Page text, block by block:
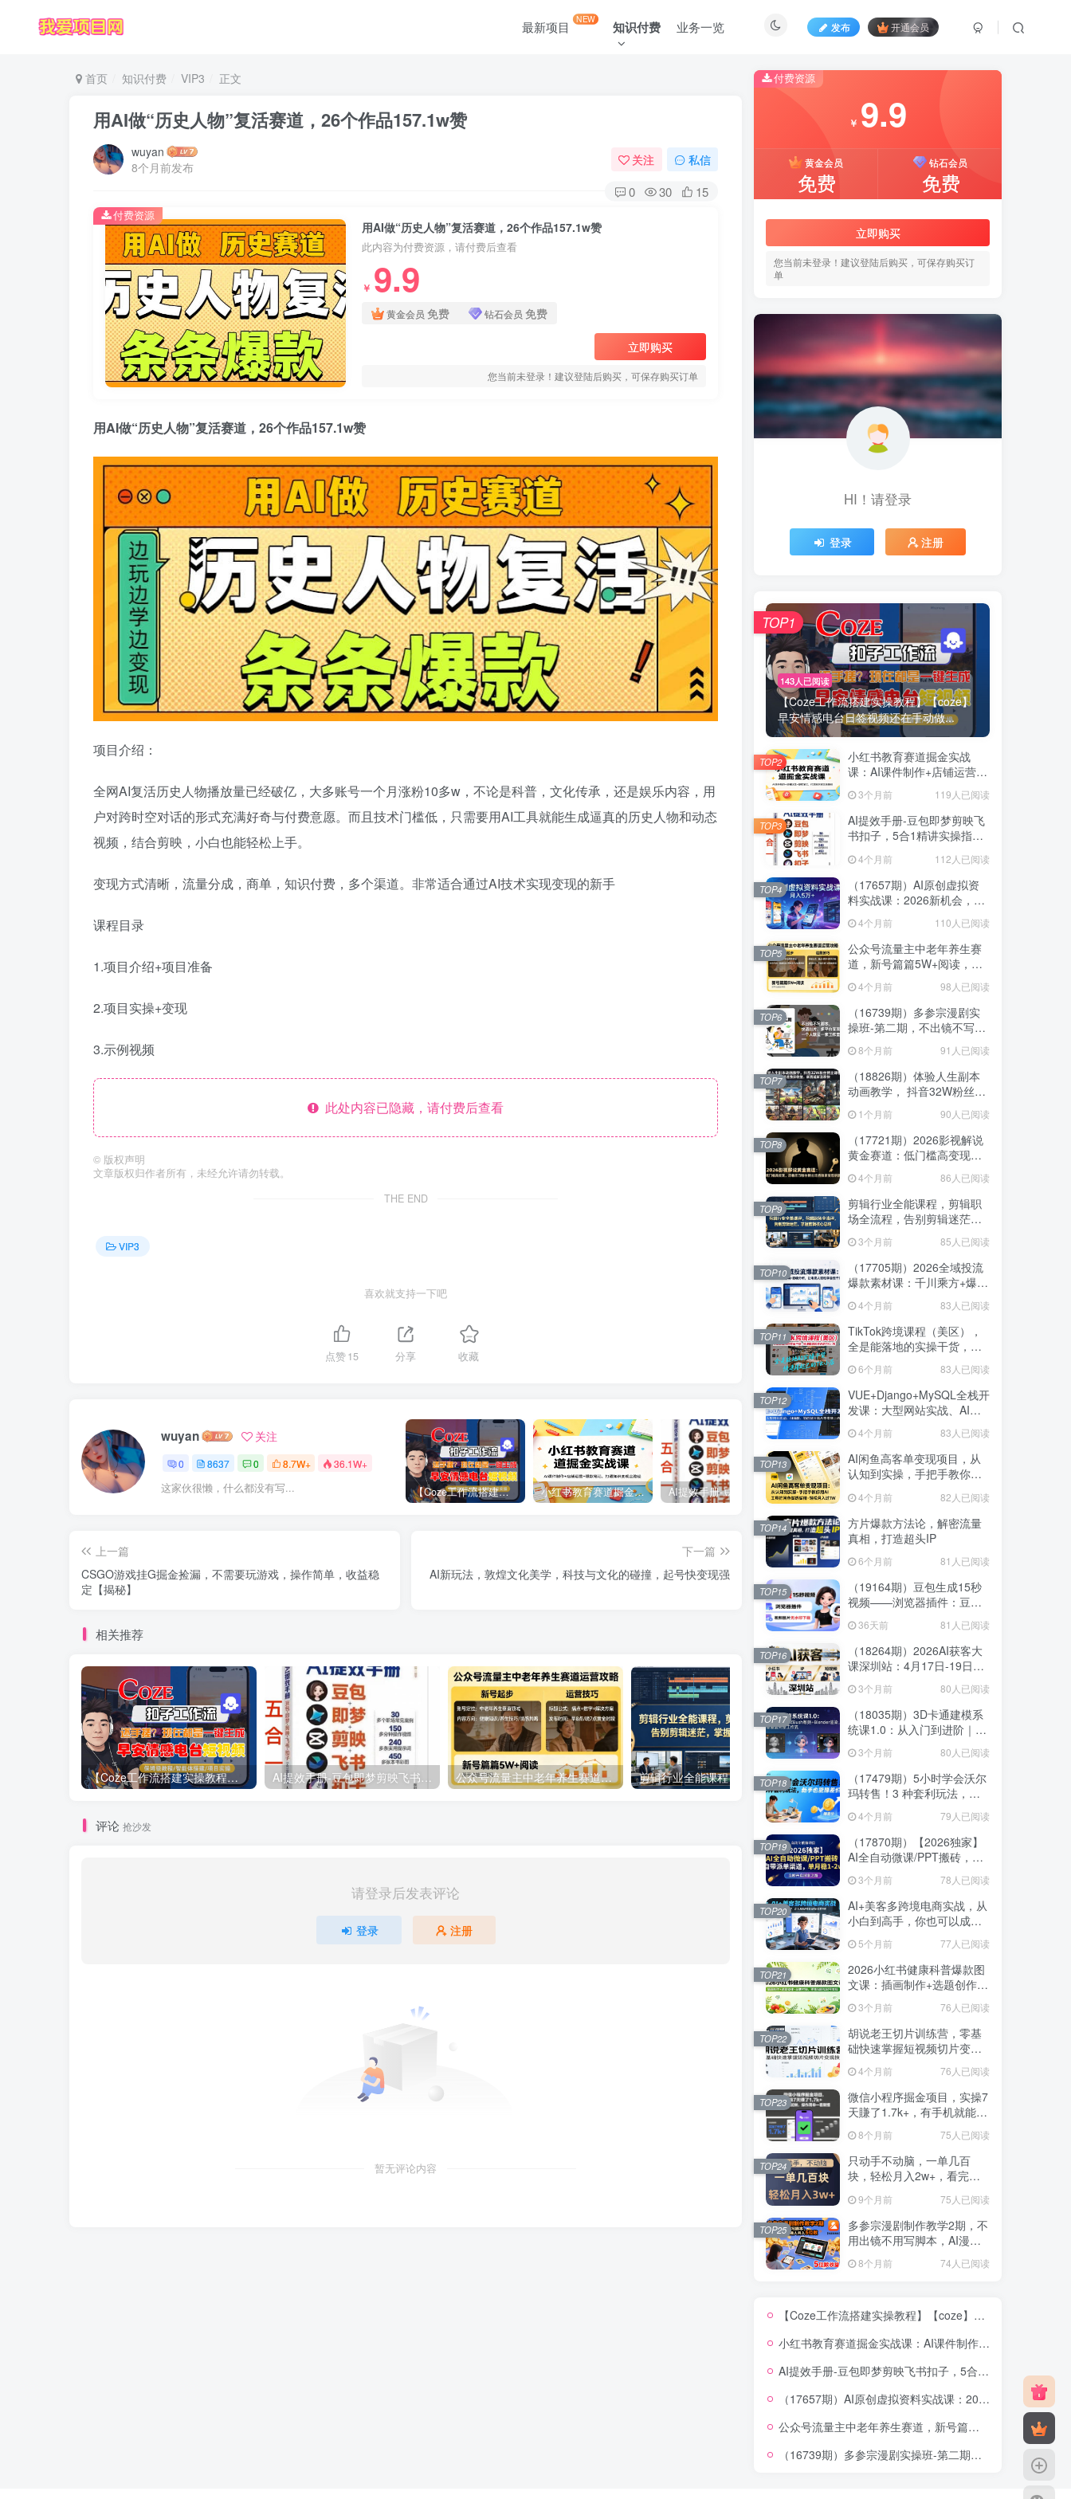
发布 开通会员
最新项目 NEW 知识付费 业务一览
首页 知识付费 VIP3 正文
用AI做“历史人物”复活赛道，26个作品157.1w赞
wuyan
8个月前发布
关注 私信
0 30 15
用AI做“历史人物”复活赛道，26个作品157.1w赞
此内容为付费资源，请付费后查看
￥ 9.9
黄金会员 免费 钻石会员 免费
立即购买
您当前未登录！建议登陆后购买，可保存购买订单
付费资源
用AI做“历史人物”复活赛道，26个作品157.1w赞
项目介绍：
全网AI复活历史人物播放量已经破亿，大多账号一个月涨粉10多w，不论是科普，文化传承，还是娱乐内容，用
户对跨时空对话的形式充满好奇与付费意愿。而且技术门槛低，只需要用AI工具就能生成逼真的历史人物和动态
视频，结合剪映，小白也能轻松上手。
变现方式清晰，流量分成，商单，知识付费，多个渠道。非常适合通过AI技术实现变现的新手
课程目录
1.项目介绍+项目准备
2.项目实操+变现
3.示例视频
此处内容已隐藏，请付费后查看
© 版权声明
文章版权归作者所有，未经允许请勿转载。
THE END
VIP3
喜欢就支持一下吧
点赞15 分享 收藏
wuyan 关注
0 8637 0 8.7W+ 36.1W+
这家伙很懒，什么都没有写... 【Coze工作流搭建实操教程】【coze】早安情感电台日签视频还在手动做？用扣子工作流自动生成，省时90% 小红书教育赛道掘金实战课：AI课件制作+店铺运营+爆款笔记，打通知识变现全路径 （17657期）AI原创虚拟资料实战课：2026新机会，小红书闲鱼开店，普通人用AI轻松变现，月入5万+
上一篇
CSGO游戏挂G掘金捡漏，不需要玩游戏，操作简单，收益稳
定【揭秘】
下一篇
AI新玩法，敦煌文化美学，科技与文化的碰撞，起号快变现强
相关推荐
【Coze工作流搭建实操教程】【coze】早安情感电台日签视频还在手动做？用扣子工作流自动生成，省时90% AI提效手册-豆包即梦剪映飞书扣子，5合1精讲实操指南，30+常见职场案例拿来即用 公众号流量主中老年养生赛道，新号篇篇5W+阅读，新手也能这样跑 剪辑行业全能课程，剪辑职场全流程，告别剪辑迷茫，掌握剪辑核心思路 TikTok跨境课程（美区），全是能落地的实操干货，快速搭建起自己的TK小店
评论 抢沙发
请登录后发表评论
登录 注册
暂无评论内容
付费资源
￥ 9.9
黄金会员
免费
钻石会员
免费
立即购买
您当前未登录！建议登陆后购买，可保存购买订
单
HI！请登录
登录 注册
143人已阅读
【Coze工作流搭建实操教程】【coze】
早安情感电台日签视频还在手动做...
TOP1
小红书教育赛道掘金实战
课：AI课件制作+店铺运营
+爆款笔记，打通知识变现全
路径3个月前 119人已阅读
TOP2
AI提效手册-豆包即梦剪映飞
书扣子，5合1精讲实操指
用4个月前 112人已阅读
TOP3
（17657期）AI原创虚拟资
料实战课：2026新机会，小
轻松变现，月入5万+
4个月前 110人已阅读
TOP4
公众号流量主中老年养生赛
道，新号篇篇5W+阅读，新
4个月前 98人已阅读
TOP5
（16739期）多参宗漫剧实
操班-第二期，不出镜不写脚
现，一个人就是一家工作室
8个月前 91人已阅读
TOP6
（18826期）体验人生副本
动画教学， 抖音32W粉丝博
益，新赛道新涨粉快
1个月前 90人已阅读
TOP7
（17721期）2026影视解说
黄金赛道：低门槛高变现，
变现钥匙
4个月前 86人已阅读
TOP8
剪辑行业全能课程，剪辑职
场全流程，告别剪辑迷茫，
掌握剪辑核心思路
3个月前 85人已阅读
TOP9
（17705期）2026全域投流
爆款素材课：千川乘方+爆款
结构+逐帧分析，让电商人轻
松学会投千川
4个月前 83人已阅读
TOP10
TikTok跨境课程（美区），
全是能落地的实操干货，快
速搭建起自己的TK小店
6个月前 83人已阅读
TOP11
VUE+Django+MySQL全栈开
发课：大型网站实战、AI编
程、前后端分离从零搭建上
线4个月前 83人已阅读
TOP12
AI闲鱼高客单变现项目，从
认知到实操，手把手教你用
松月入过1W
4个月前 82人已阅读
TOP13
方片爆款方法论，解密流量
真相，打造超头IP
6个月前 81人已阅读
TOP14
（19164期）豆包生成15秒
视频——浏览器插件：豆
+ 解锁15秒视频生成
36天前 81人已阅读
TOP15
（18264期）2026AI获客大
课深圳站：4月17日-19日3
频，老板操盘手必来
3个月前 80人已阅读
TOP16
（18035期）3D卡通建模系
统课1.0：从入门到进阶｜
10章覆盖完整工作流
3个月前 80人已阅读
TOP17
（17479期）5小时学会沃尔
玛转售！3 种套利玩法，新
4个月前 79人已阅读
TOP18
（17870期）【2026独家】
AI全自动微课/PPT搬砖，自
3个月前 78人已阅读
TOP19
AI+美客多跨境电商实战，从
小白到高手，你也可以成为
美客多跨境电商的运营专家
5个月前 77人已阅读
TOP20
2026小红书健康科普爆款图
文课：插画制作+选题创作
+品牌对接，零基础轻松起号
变现3个月前 76人已阅读
TOP21
胡说老王切片训练营，零基
础快速掌握短视频切片变现
技巧4个月前 76人已阅读
TOP22
微信小程序掘金项目，实操7
天賺了1.7k+，有手机就能
做，操作简单一看就懂【揭
秘】8个月前 75人已阅读
TOP23
只动手不动脑，一单几百
块，轻松月入2w+，看完就
9个月前 75人已阅读
TOP24
多参宗漫剧制作教学2期，不
用出镜不用写脚本，AI漫剧
8个月前 74人已阅读
TOP25
【Coze工作流搭建实操教程】【coze】早安情感电台日签视频还在手动做？用扣子工作流自动生成，省时90%
小红书教育赛道掘金实战课：AI课件制作+店铺运营+爆款笔记，打通知识变现全路径
AI提效手册-豆包即梦剪映飞书扣子，5合1精讲实操指南，30+常见职场案例拿来即用
（17657期）AI原创虚拟资料实战课：2026新机会，小红书闲鱼开店，普通人用AI轻松变现，月入5万+
公众号流量主中老年养生赛道，新号篇篇5W+阅读，新手也能这样跑
（16739期）多参宗漫剧实操班-第二期，不出镜不写脚本、快速出片、多平台变现，一个人就是一家工作室